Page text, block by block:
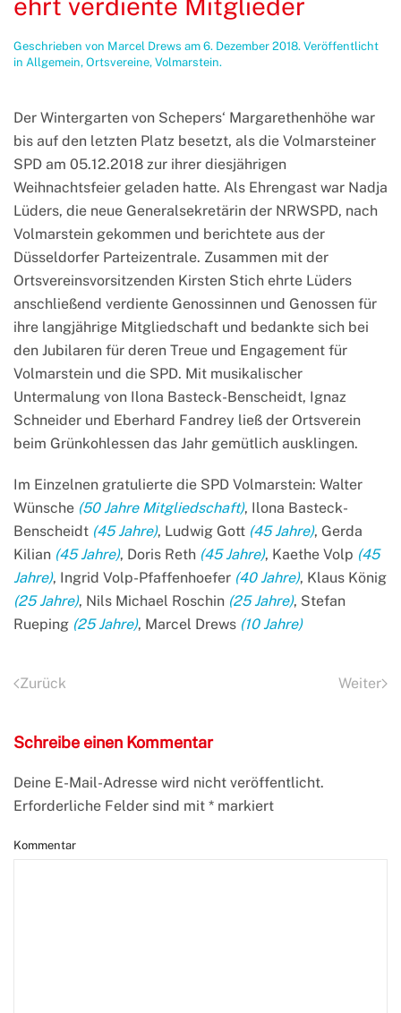
Geschrieben von Marcel Drews am 6. Dezember 2018. Veröffentlicht
in Allgemein, Ortsvereine, Volmarstein.
Der Wintergarten von Schepers‘ Margarethenhöhe war
bis auf den letzten Platz besetzt, als die Volmarsteiner
SPD am 05.12.2018 zur ihrer diesjährigen
Weihnachtsfeier geladen hatte. Als Ehrengast war Nadja
Lüders, die neue Generalsekretärin der NRWSPD, nach
Volmarstein gekommen und berichtete aus der
Düsseldorfer Parteizentrale. Zusammen mit der
Ortsvereinsvorsitzenden Kirsten Stich ehrte Lüders
anschließend verdiente Genossinnen und Genossen für
ihre langjährige Mitgliedschaft und bedankte sich bei
den Jubilaren für deren Treue und Engagement für
Volmarstein und die SPD. Mit musikalischer
Untermalung von Ilona Basteck-Benscheidt, Ignaz
Schneider und Eberhard Fandrey ließ der Ortsverein
beim Grünkohlessen das Jahr gemütlich ausklingen.
Im Einzelnen gratulierte die SPD Volmarstein: Walter
Wünsche (50 Jahre Mitgliedschaft), Ilona Basteck-
Benscheidt (45 Jahre), Ludwig Gott (45 Jahre), Gerda
Kilian (45 Jahre), Doris Reth (45 Jahre), Kaethe Volp (45
Jahre), Ingrid Volp-Pfaffenhoefer (40 Jahre), Klaus König
(25 Jahre), Nils Michael Roschin (25 Jahre), Stefan
Rueping (25 Jahre), Marcel Drews (10 Jahre)
Zurück Weiter
Schreibe einen Kommentar
Deine E-Mail-Adresse wird nicht veröffentlicht.
Erforderliche Felder sind mit * markiert
Kommentar